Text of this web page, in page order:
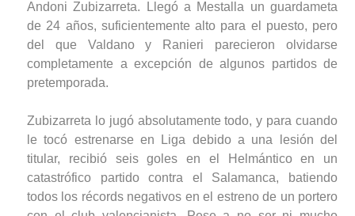
Andoni Zubizarreta. Llegó a Mestalla un guardameta
de 24 años, suficientemente alto para el puesto, pero
del que Valdano y Ranieri parecieron olvidarse
completamente a excepción de algunos partidos de
pretemporada.
Zubizarreta lo jugó absolutamente todo, y para cuando
le tocó estrenarse en Liga debido a una lesión del
titular, recibió seis goles en el Helmántico en un
catastrófico partido contra el Salamanca, batiendo
todos los récords negativos en el estreno de un portero